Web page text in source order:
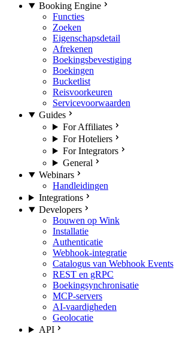
Booking Engine
Functies
Zoeken
Eigenschapsdetail
Afrekenen
Boekingsbevestiging
Boekingen
Bucketlist
Reisvoorkeuren
Servicevoorwaarden
Guides
For Affiliates
For Hoteliers
For Integrators
General
Webinars
Handleidingen
Integrations
Developers
Bouwen op Wink
Installatie
Authenticatie
Webhook-integratie
Catalogus van Webhook Events
REST en gRPC
Boekingsynchronisatie
MCP-servers
AI-vaardigheden
Geolocatie
API